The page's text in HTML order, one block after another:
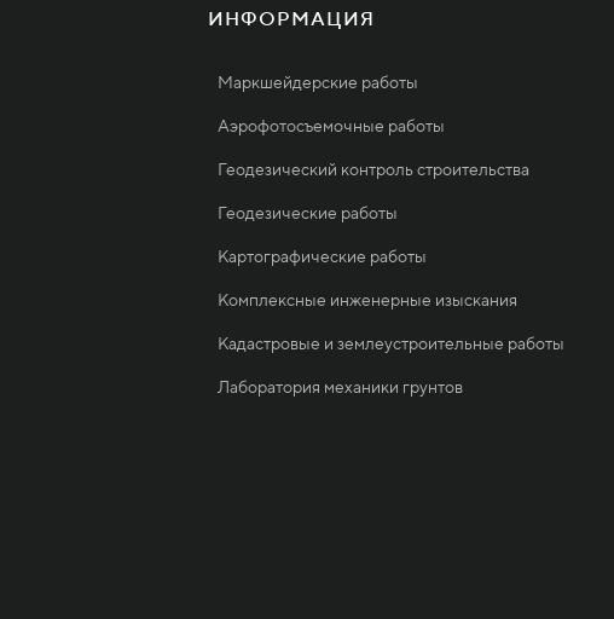
ИНФОРМАЦИЯ
Маркшейдерские работы
Аэрофотосъемочные работы
Геодезический контроль строительства
Геодезические работы
Картографические работы
Комплексные инженерные изыскания
Кадастровые и землеустроительные работы
Лаборатория механики грунтов